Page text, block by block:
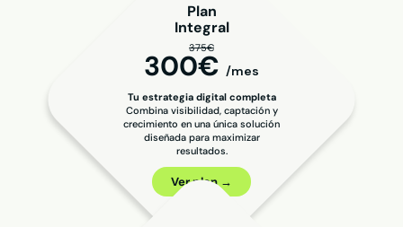
Plan
Integral
375€
300€ /mes
Tu estrategia digital completa
Combina visibilidad, captación y
crecimiento en una única solución
diseñada para maximizar
resultados.
Ver plan →